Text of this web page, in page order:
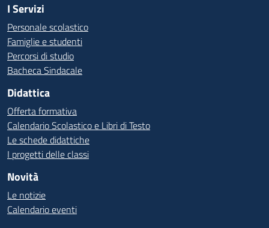
I Servizi
Personale scolastico
Famiglie e studenti
Percorsi di studio
Bacheca Sindacale
Didattica
Offerta formativa
Calendario Scolastico e Libri di Testo
Le schede didattiche
I progetti delle classi
Novità
Le notizie
Calendario eventi